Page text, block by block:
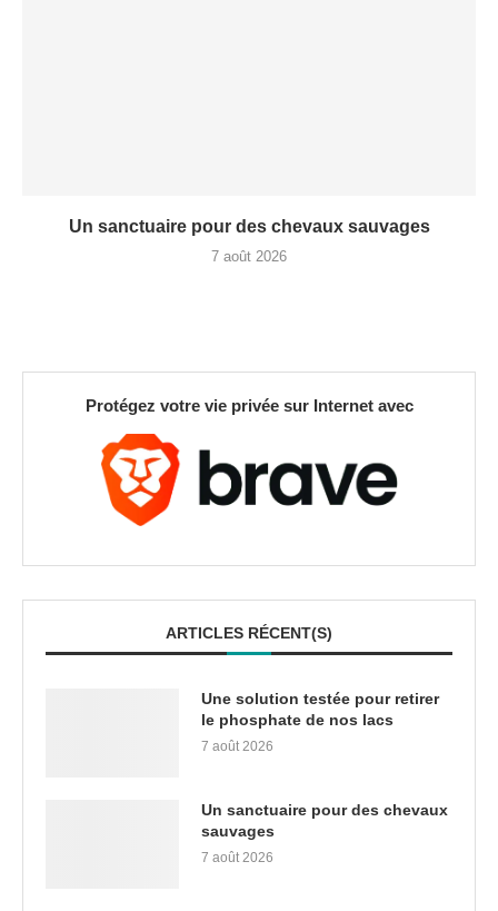
Un sanctuaire pour des chevaux sauvages
7 août 2026
Protégez votre vie privée sur Internet avec
ARTICLES RÉCENT(S)
Une solution testée pour retirer
le phosphate de nos lacs
7 août 2026
Un sanctuaire pour des chevaux
sauvages
7 août 2026